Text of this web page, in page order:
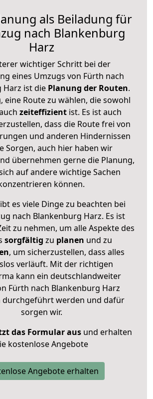
als Beiladung für
nach Blankenburg
Harz
wichtiger Schritt bei der
eines Umzugs von Fürth nach
Harz ist die Planung der Routen.
eine Route zu wählen, die sowohl
zeiteffizientist. Es ist auch
dass die Route frei von
und anderen Hindernissen
Sorgen, auch hier haben wir
übernehmen gerne die Planung,
auf andere wichtige Sachen
können.
es viele Dinge zu beachten bei
nach Blankenburg Harz. Es ist
zu nehmen, um alle Aspekte des
sorgfältig zu planen und zu
, um sicherzustellen, dass alles
verläuft. Mit der richtigen
kann ein deutschlandweiter
Fürth nach Blankenburg Harz
werden und dafür
sorgen wir.
das Formular ausund erhalten
kostenlose Angebote
Angebote erhalten